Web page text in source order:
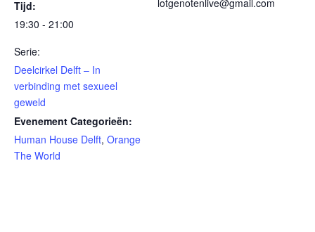
Tijd:
19:30 - 21:00
Serie:
Deelcirkel Delft – In
verbinding met sexueel
geweld
Evenement Categorieën:
Human House Delft, Orange
The World
lotgenotenlive@gmail.com